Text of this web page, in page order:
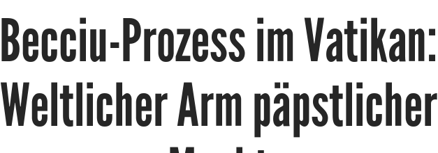
Becciu-Prozess im Vatikan:
Weltlicher Arm päpstlicher